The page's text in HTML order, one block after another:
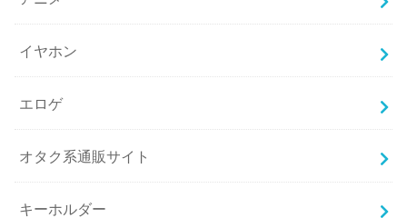
イヤホン
エロゲ
オタク系通販サイト
キーホルダー